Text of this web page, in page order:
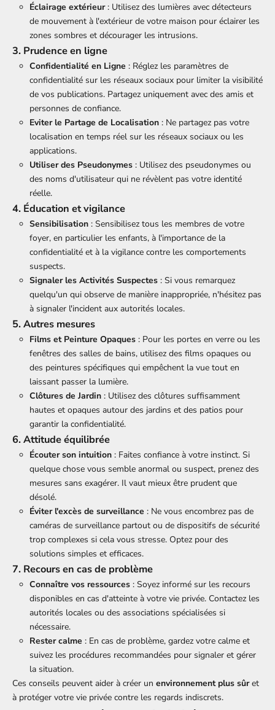
Éclairage extérieur: Utilisez des lumières avec détecteurs
de mouvement à l'extérieur de votre maison pour éclairer les
zones sombres et décourager les intrusions.
3. Prudence en ligne
Confidentialité en Ligne : Réglez les paramètres de
confidentialité sur les réseaux sociaux pour limiter la visibilité
de vos publications. Partagez uniquement avec des amis et
personnes de confiance.
Eviter le Partage de Localisation : Ne partagez pas votre
localisation en temps réel sur les réseaux sociaux ou les
applications.
Utiliser des Pseudonymes : Utilisez des pseudonymes ou
des noms d'utilisateur qui ne révèlent pas votre identité
réelle.
4. Éducation et vigilance
Sensibilisation : Sensibilisez tous les membres de votre
foyer, en particulier les enfants, à l'importance de la
confidentialité et à la vigilance contre les comportements
suspects.
Signaler les Activités Suspectes : Si vous remarquez
quelqu'un qui observe de manière inappropriée, n'hésitez pas
à signaler l'incident aux autorités locales.
5. Autres mesures
Films et Peinture Opaques : Pour les portes en verre ou les
fenêtres des salles de bains, utilisez des films opaques ou
des peintures spécifiques qui empêchent la vue tout en
laissant passer la lumière.
Clôtures de Jardin : Utilisez des clôtures suffisamment
hautes et opaques autour des jardins et des patios pour
garantir la confidentialité.
6. Attitude équilibrée
Écouter son intuition : Faites confiance à votre instinct. Si
quelque chose vous semble anormal ou suspect, prenez des
mesures sans exagérer. Il vaut mieux être prudent que
désolé.
Éviter l'excès de surveillance : Ne vous encombrez pas de
caméras de surveillance partout ou de dispositifs de sécurité
trop complexes si cela vous stresse. Optez pour des
solutions simples et efficaces.
7. Recours en cas de problème
Connaître vos ressources : Soyez informé sur les recours
disponibles en cas d'atteinte à votre vie privée. Contactez les
autorités locales ou des associations spécialisées si
nécessaire.
Rester calme : En cas de problème, gardez votre calme et
suivez les procédures recommandées pour signaler et gérer
la situation.
Ces conseils peuvent aider à créer un environnement plus sûret
à protéger votre vie privée contre les regards indiscrets.